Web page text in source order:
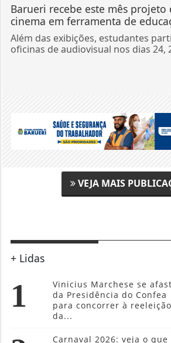
Barueri recebe este mês
cinema em ferramenta de
Além das exibições, estudantes
oficinas de audiovisual nos dias 24,
VEJA MAIS
+ Lidas
1
Vinicius Marchese se
da Presidência do Confea
para concorrer à reeleição
da...
Carnaval 2026: veja o que